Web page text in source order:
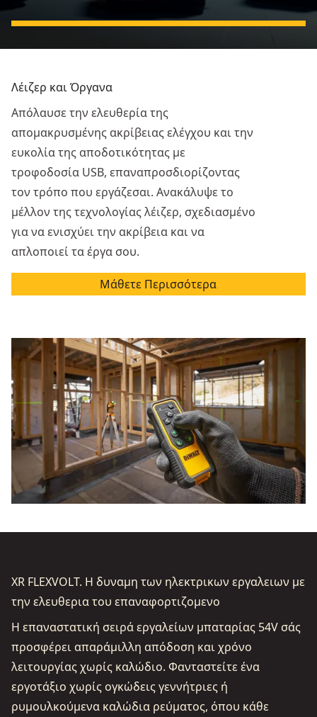
Λέιζερ και Όργανα
Απόλαυσε την ελευθερία της
απομακρυσμένης ακρίβειας ελέγχου και την
ευκολία της αποδοτικότητας με
τροφοδοσία USB, επαναπροσδιορίζοντας
τον τρόπο που εργάζεσαι. Ανακάλυψε το
μέλλον της τεχνολογίας λέιζερ, σχεδιασμένο
για να ενισχύει την ακρίβεια και να
απλοποιεί τα έργα σου.
Μάθετε Περισσότερα
XR FLEXVOLT. Η δυναμη των ηλεκτρικων εργαλειων με
την ελευθερια του επαναφορτιζομενο
Η επαναστατική σειρά εργαλείων μπαταρίας 54V σάς
προσφέρει απαράμιλλη απόδοση και χρόνο
λειτουργίας χωρίς καλώδιο. Φανταστείτε ένα
εργοτάξιο χωρίς ογκώδεις γεννήτριες ή
ρυμουλκούμενα καλώδια ρεύματος, όπου κάθε